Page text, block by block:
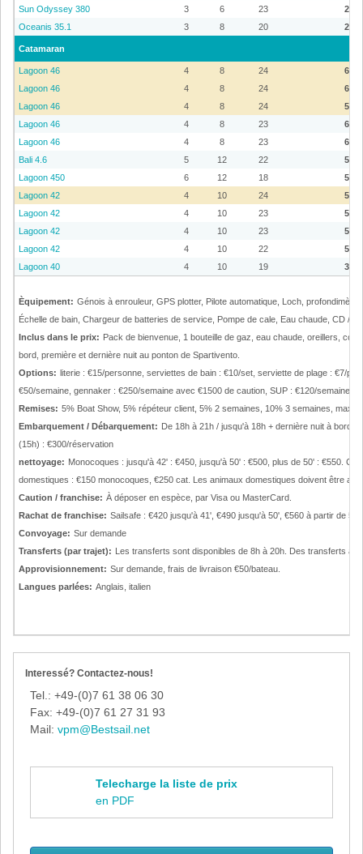
Sun Odyssey 380
3 6 23
Oceanis 35.1
3 8 20
Catamaran
Lagoon 46 4 8 24
Lagoon 46
4 8 24
Lagoon 46
4 8 24
Lagoon 46
4 8 23
Lagoon 46
4 8 23
Bali 4.6
5 12 22
Lagoon 450
6 12 18
Lagoon 42
4 10 24
Lagoon 42
4 10 23
Lagoon 42
4 10 23
Lagoon 42
4 10 22
Lagoon 40
4 10 19
Èquipement: Génois à enrouleur, GPS plotter, Pilote automatique, Loch,
Échelle de bain, Chargeur de batteries de service, Pompe de cale, Eau chaude, CD /
Inclus dans le prix: Pack de bienvenue, 1 bouteille de gaz, eau chaude, oreillers,
bord, première et dernière nuit au ponton de Spartivento.
Options: literie : €15/personne, serviettes de bain : €10/set, serviette de plage : €7/
€50/semaine, gennaker : €250/semaine avec €1500 de caution, SUP : €120/semaine,
Remises: 5% Boat Show, 5% répéteur client, 5% 2 semaines, 10% 3 semaines,
Embarquement / Débarquement: De 18h à 21h / jusqu'à 18h + dernière nuit à bord
(15h) : €300/réservation
nettoyage: Monocoques : jusqu'à 42' : €450, jusqu'à 50' : €500, plus de 50' : €550.
domestiques : €150 monocoques, €250 cat. Les animaux domestiques doivent être
Caution / franchise: À déposer en espèce, par Visa ou MasterCard.
Rachat de franchise: Sailsafe : €420 jusqu'à 41', €490 jusqu'à 50', €560 à partir de
Convoyage: Sur demande
Transferts (par trajet): Les transferts sont disponibles de 8h à 20h. Des transferts à
Approvisionnement: Sur demande, frais de livraison €50/bateau.
Langues parlées: Anglais, italien
Interessé? Contactez-nous!
Tel.: +49-(0)7 61 38 06 30
Fax: +49-(0)7 61 27 31 93
Mail: vpm@Bestsail.net
Telecharge la liste de prix
en PDF